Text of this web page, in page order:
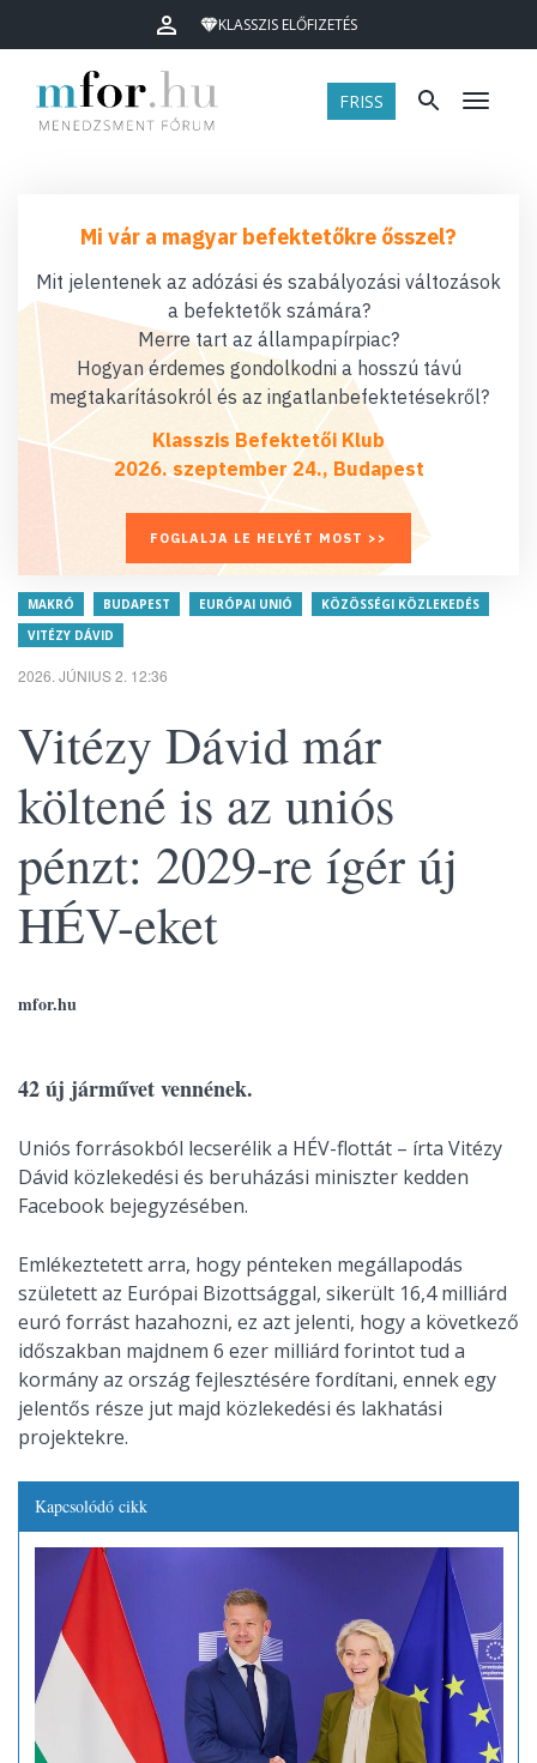
KLASSZIS ELŐFIZETÉS
FRISS Menü
Mi vár a magyar befektetőkre ősszel?
Mit jelentenek az adózási és szabályozási változások
a befektetők számára?
Merre tart az állampapírpiac?
Hogyan érdemes gondolkodni a hosszú távú
megtakarításokról és az ingatlanbefektetésekről?
Klasszis Befektetői Klub
2026. szeptember 24., Budapest
FOGLALJA LE HELYÉT MOST >>
MAKRÓ BUDAPEST EURÓPAI UNIÓ
KÖZÖSSÉGI KÖZLEKEDÉS
VITÉZY DÁVID
2026. JÚNIUS 2. 12:36
Vitézy Dávid már
költené is az uniós
pénzt: 2029-re ígér új
HÉV-eket
mfor.hu
42 új járművet vennének.
Uniós forrásokból lecserélik a HÉV-flottát – írta Vitézy
Dávid közlekedési és beruházási miniszter kedden
Facebook bejegyzésében.
Emlékeztetett arra, hogy pénteken megállapodás
született az Európai Bizottsággal, sikerült 16,4 milliárd
euró forrást hazahozni, ez azt jelenti, hogy a következő
időszakban majdnem 6 ezer milliárd forintot tud a
kormány az ország fejlesztésére fordítani, ennek egy
jelentős része jut majd közlekedési és lakhatási
projektekre.
Kapcsolódó cikk